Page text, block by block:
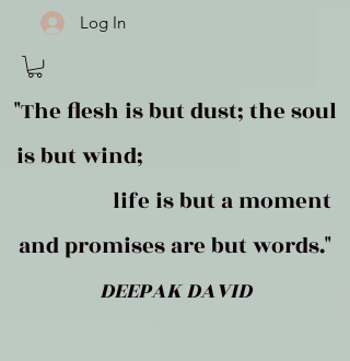
Log In
"The flesh is but dust; the soul
is but wind;
life is but a moment
and promises are but words."
DEEPAK DAVID